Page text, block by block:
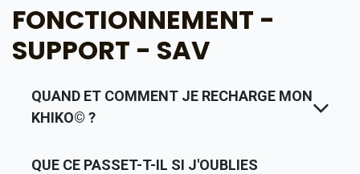
FONCTIONNEMENT -
SUPPORT - SAV
QUAND ET COMMENT JE RECHARGE MON
KHIKO© ?
QUE CE PASSET-T-IL SI J'OUBLIES